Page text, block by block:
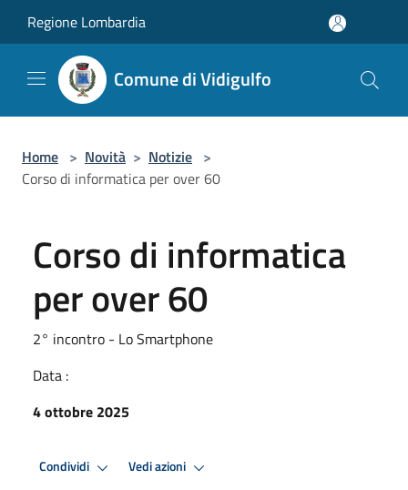
Regione Lombardia
Comune di Vidigulfo
Home > Novità > Notizie >
Corso di informatica per over 60
Corso di informatica
per over 60
2° incontro - Lo Smartphone
Data :
4 ottobre 2025
Condividi Vedi azioni